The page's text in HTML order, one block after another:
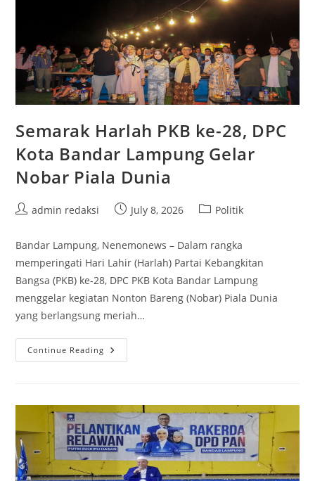
Semarak Harlah PKB ke-28, DPC
Kota Bandar Lampung Gelar
Nobar Piala Dunia
Postadmin redaksi
PostJuly 8, 2026
PostPolitik
Bandar Lampung, Nenemonews – Dalam rangka
memperingati Hari Lahir (Harlah) Partai Kebangkitan
Bangsa (PKB) ke-28, DPC PKB Kota Bandar Lampung
menggelar kegiatan Nonton Bareng (Nobar) Piala Dunia
yang berlangsung meriah…
Continue Reading Semarak
Harlah
Kota
Bandar
Lampung
Gelar
Nobar
Piala
Dunia